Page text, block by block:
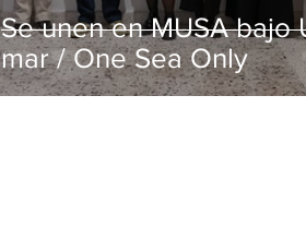
Se unen en MUSA bajo
mar / One Sea Only